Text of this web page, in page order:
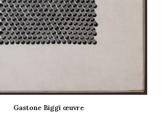
Gastone Biggi œuvre